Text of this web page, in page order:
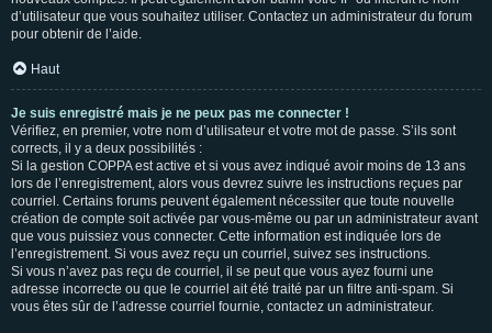
d’utilisateur que vous souhaitez utiliser. Contactez un administrateur du forum
pour obtenir de l’aide.
Haut
Je suis enregistré mais je ne peux pas me connecter !
Vérifiez, en premier, votre nom d’utilisateur et votre mot de passe. S’ils sont
corrects, il y a deux possibilités :
Si la gestion COPPA est active et si vous avez indiqué avoir moins de 13 ans
lors de l’enregistrement, alors vous devrez suivre les instructions reçues par
courriel. Certains forums peuvent également nécessiter que toute nouvelle
création de compte soit activée par vous-même ou par un administrateur avant
que vous puissiez vous connecter. Cette information est indiquée lors de
l’enregistrement. Si vous avez reçu un courriel, suivez ses instructions.
Si vous n’avez pas reçu de courriel, il se peut que vous ayez fourni une
adresse incorrecte ou que le courriel ait été traité par un filtre anti-spam. Si
vous êtes sûr de l’adresse courriel fournie, contactez un administrateur.